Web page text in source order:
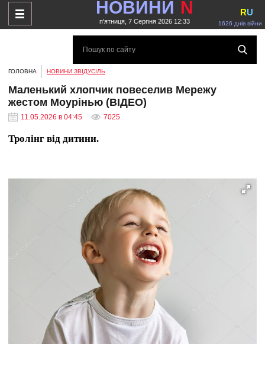
НОВИНИ N
п'ятниця, 7 Серпня 2026 12:33 1626 днів війни
RU
ГОЛОВНА НОВИНИ ЗВІДУСІЛЬ
Маленький хлопчик повеселив Мережу
жестом Моурінью (ВІДЕО)
11.05.2026 в 04:45 7025
Тролінг від дитини.